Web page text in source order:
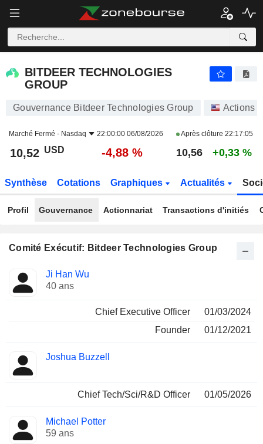
BITDEER TECHNOLOGIES
GROUP
Gouvernance Bitdeer Technologies Group Actions
Marché Fermé - Nasdaq 22:00:00 06/08/2026 Après clôture 22:17:05
10,52 USD -4,88 % 10,56 +0,33 %
Synthèse Cotations Graphiques Actualités
Profil Gouvernance Actionnariat Transactions d'initiés
Comité Exécutif: Bitdeer Technologies Group
Dirigeant
Fonctions
occupées
Ji Han Wu
40 ans
Chief Executive Officer
01/03/2024
Founder
01/12/2021
Joshua Buzzell
Chief Tech/Sci/R&D Officer 01/05/2026
Michael Potter
59 ans